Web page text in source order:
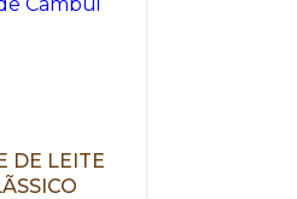
DE LEITE